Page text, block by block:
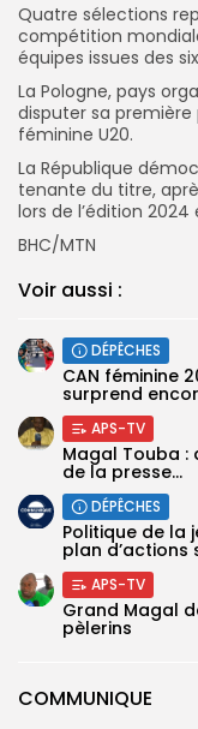
COMMUNIQUE
Quatre sélections
compétition
équipes issues des
La Pologne, pays
disputer sa
féminine U20.
La République
tenante du titre,
lors de l’édition
BHC/MTN
Voir aussi :
DÉPÊCHES
‎CAN féminine
surprend
APS-TV
Magal Touba :
de la presse...
DÉPÊCHES
Politique de la
plan d’actions
APS-TV
Grand Magal
pèlerins